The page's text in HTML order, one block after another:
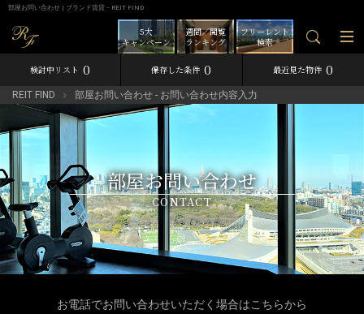
部屋お問い合わせ | ブランド賃貸－REIT FIND
フリーレント
検索
週間／閲覧
ランキング
5大
キャンペーン
検討中リスト 0 保存した条件 0 最近見た物件 0
REIT FIND 部屋お問い合わせ - お問い合わせ内容入力
部屋お問い合わせ
CONTACT
お電話でお問い合わせいただく場合はこちらから